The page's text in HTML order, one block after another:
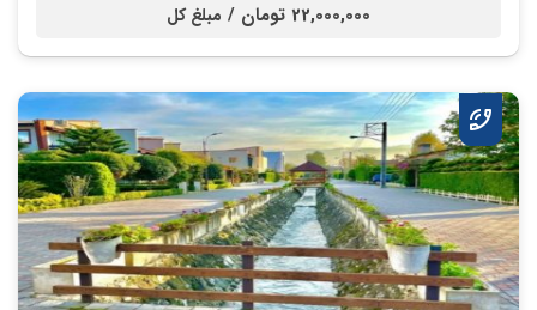
22,000,000 تومان / مبلغ کل